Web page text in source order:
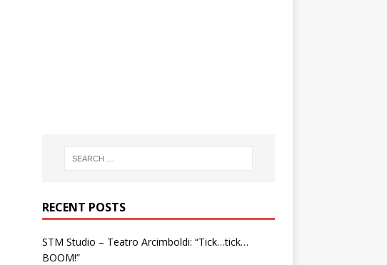
RECENT POSTS
STM Studio – Teatro Arcimboldi: “Tick…tick…
BOOM!”